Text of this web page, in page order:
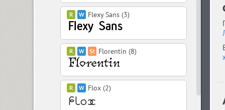
Flexy Sans (3)
Florentin (8)
Flox (2)